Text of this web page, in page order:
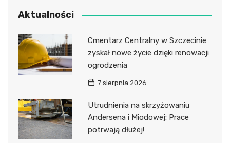
Aktualności
Cmentarz Centralny w Szczecinie
zyskał nowe życie dzięki renowacji
ogrodzenia
7 sierpnia 2026
Utrudnienia na skrzyżowaniu
Andersena i Miodowej: Prace
potrwają dłużej!